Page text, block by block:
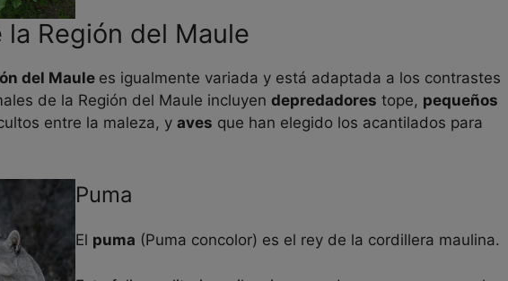
la Región del Maule
del Maule es igualmente variada y está adaptada a los contrastes
de la Región del Maule incluyen depredadores tope, pequeños
entre la maleza, y aves que han elegido los acantilados para
Puma
El puma (Puma concolor) es el rey de la cordillera maulina.